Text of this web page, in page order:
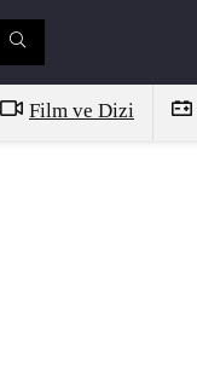
Film ve Dizi